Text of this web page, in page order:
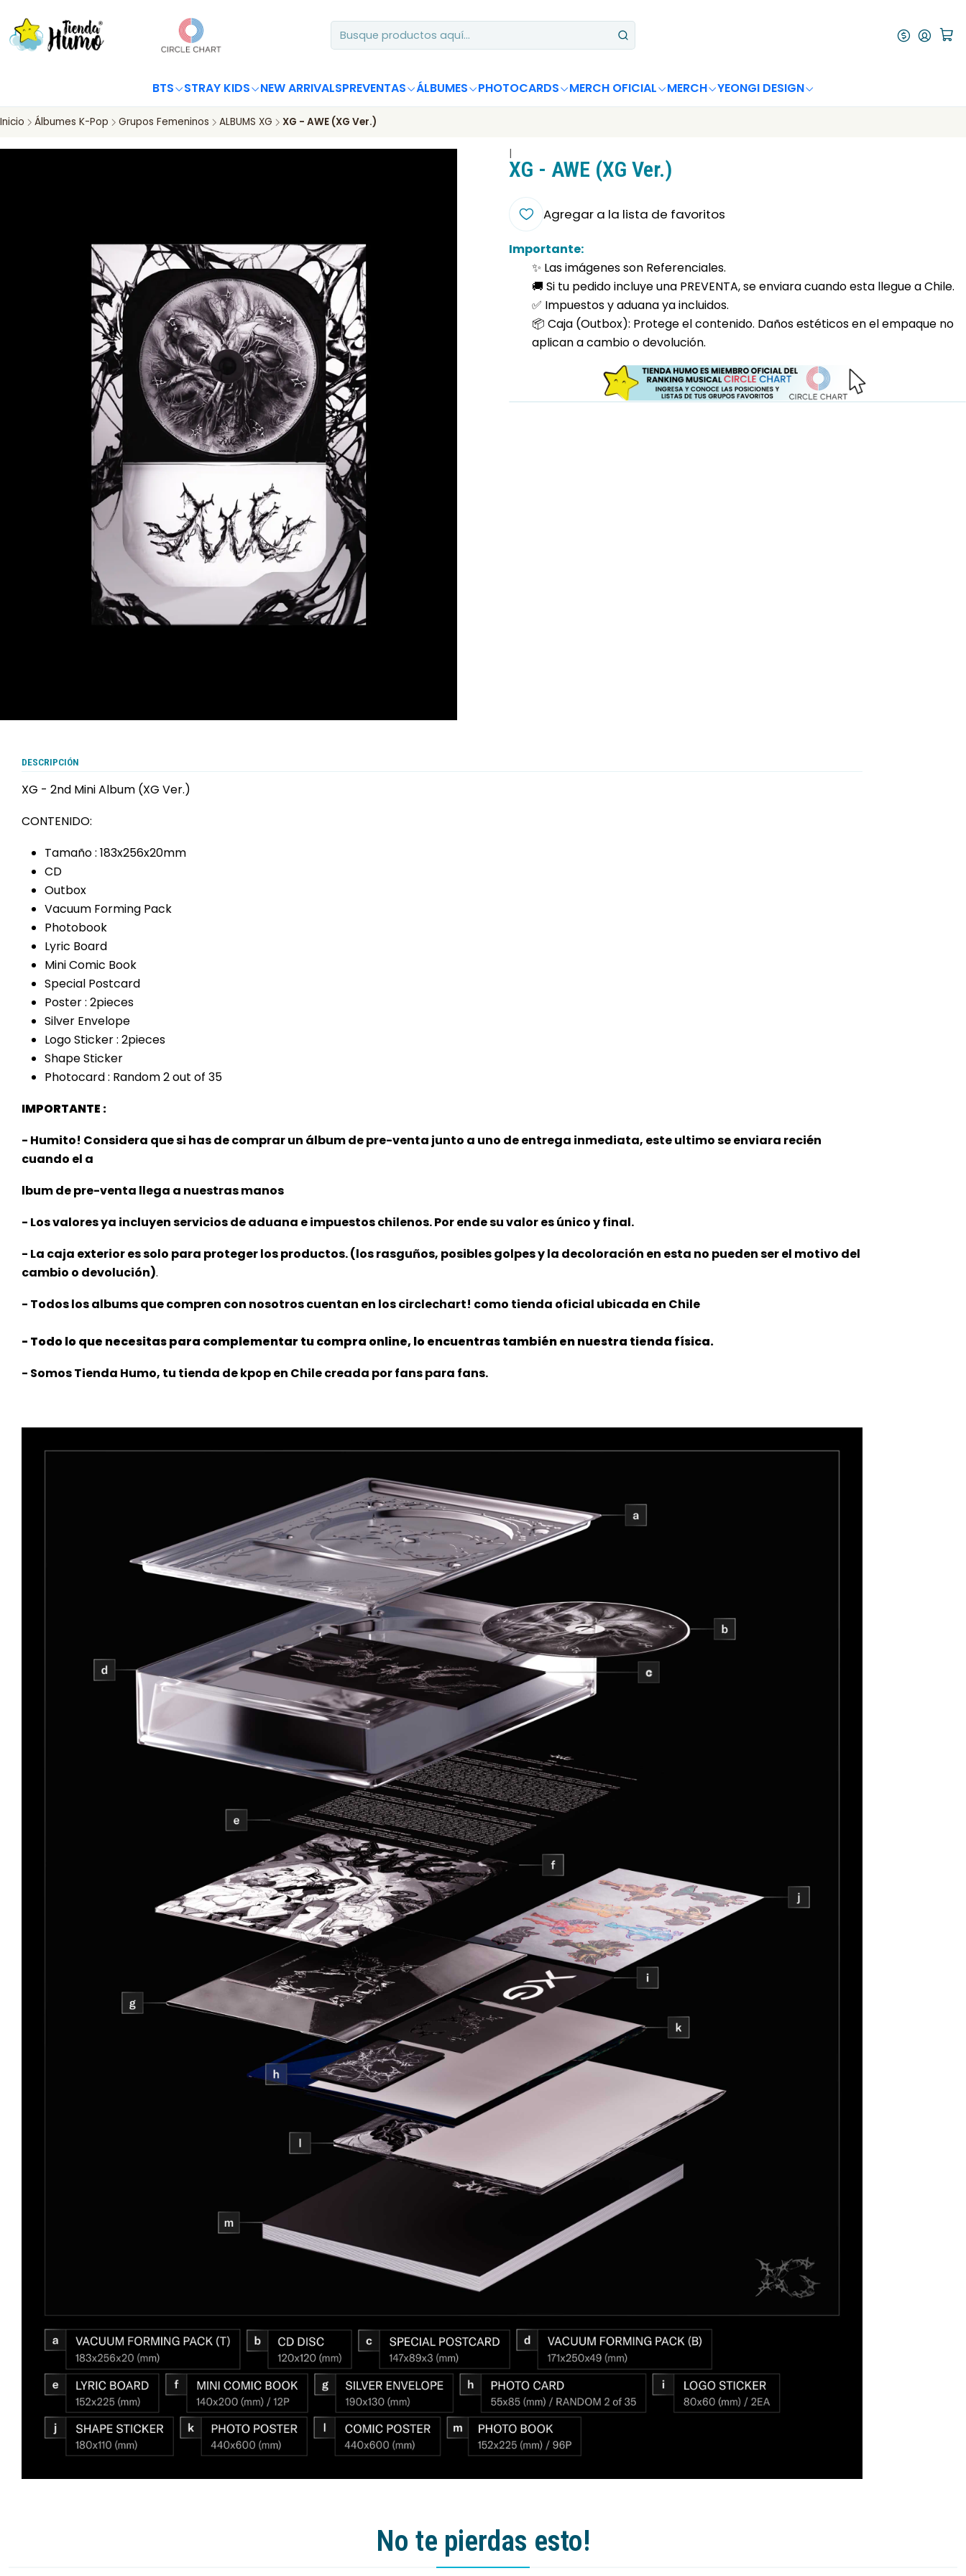
BTS STRAY KIDS NEW ARRIVALSPREVENTAS ÁLBUMES PHOTOCARDS MERCH OFICIAL MERCH YEONGI DESIGN
Inicio Álbumes K-Pop Grupos Femeninos ALBUMS XG XG - AWE (XG Ver.)
|
XG - AWE (XG Ver.)
Agregar a la lista de favoritos
Importante:
✨ Las imágenes son Referenciales.
🚚 Si tu pedido incluye una PREVENTA, se enviara cuando esta llegue a Chile.
✅ Impuestos y aduana ya incluidos.
📦 Caja (Outbox): Protege el contenido. Daños estéticos en el empaque no
aplican a cambio o devolución.
DESCRIPCIÓN
XG - 2nd Mini Album (XG Ver.)
CONTENIDO:
Tamaño : 183x256x20mm
CD
Outbox
Vacuum Forming Pack
Photobook
Lyric Board
Mini Comic Book
Special Postcard
Poster : 2pieces
Silver Envelope
Logo Sticker : 2pieces
Shape Sticker
Photocard : Random 2 out of 35
IMPORTANTE :
- Humito! Considera que si has de comprar un álbum de pre-venta junto a uno de entrega inmediata, esteultimo se enviara recién
cuando el a
lbum de pre-venta llega a nuestras manos
- Los valores ya incluyen servicios de aduana e impuestos chilenos. Por ende su valor es único y final.
- La caja exterior es solo para proteger los productos. (los rasguños, posibles golpes y la decoloración en esta no pueden ser el motivo del
cambio o devolución).
- Todos los albums que compren con nosotros cuentan en los circlechart! como tienda oficial ubicada en Chile
- Todo lo que necesitas para complementar tu compra online, lo encuentras también en nuestra tienda física.
- Somos Tienda Humo, tu tienda de kpop en Chile creada por fans para fans.
No te pierdas esto!